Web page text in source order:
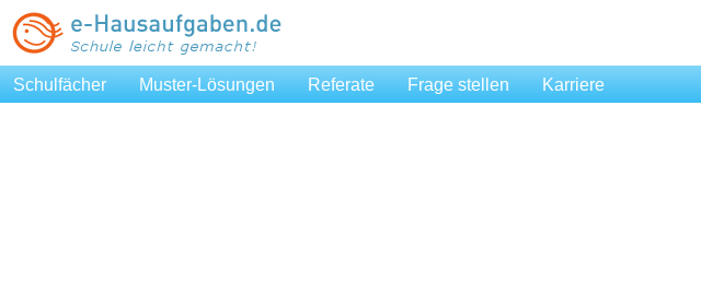
Schulfächer Muster-Lösungen Referate Frage stellen Karriere